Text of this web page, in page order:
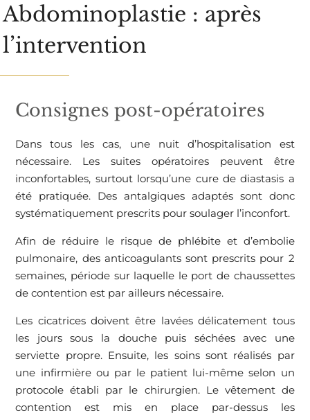
Abdominoplastie : après
l’intervention
Consignes post-opératoires
Dans tous les cas, une nuit d’hospitalisation est
nécessaire. Les suites opératoires peuvent être
inconfortables, surtout lorsqu’une cure de diastasis a
été pratiquée. Des antalgiques adaptés sont donc
systématiquement prescrits pour soulager l’inconfort.
Afin de réduire le risque de phlébite et d’embolie
pulmonaire, des anticoagulants sont prescrits pour 2
semaines, période sur laquelle le port de chaussettes
de contention est par ailleurs nécessaire.
Les cicatrices doivent être lavées délicatement tous
les jours sous la douche puis séchées avec une
serviette propre. Ensuite, les soins sont réalisés par
une infirmière ou par le patient lui-même selon un
protocole établi par le chirurgien. Le vêtement de
contention est mis en place par-dessus les